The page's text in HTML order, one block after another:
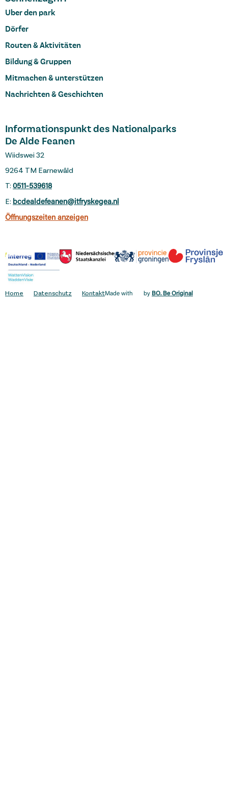
Uber den park
Dörfer
Routen & Aktivitäten
Bildung & Gruppen
Mitmachen & unterstützen
Nachrichten & Geschichten
Informationspunkt des Nationalparks
De Alde Feanen
Wiidswei 32
9264 TM Earnewâld
T: 0511-539618
E: bcdealdefeanen@itfryskegea.nl
Öffnungszeiten anzeigen
Home Datenschutz KontaktMade with by BO. Be Original